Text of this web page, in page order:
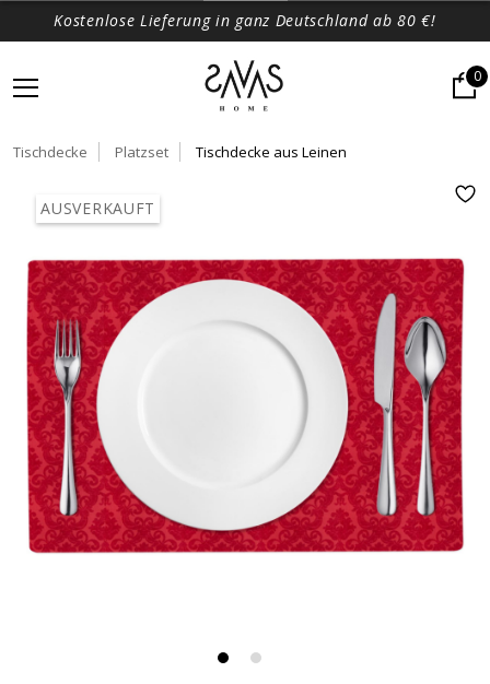
Kostenlose Lieferung in ganz Deutschland ab 80 €!
0
Tischdecke Platzset Tischdecke aus Leinen
AUSVERKAUFT